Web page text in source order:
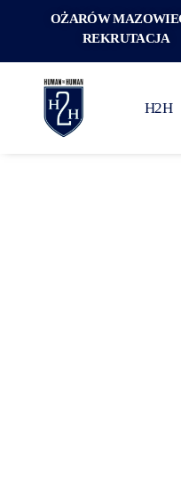
OŻARÓW
REKRUTACJA
H2H